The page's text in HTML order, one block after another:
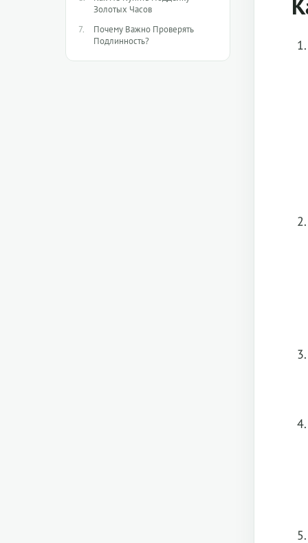
Золотых Часов
Почему Важно Проверять
Подлинность?